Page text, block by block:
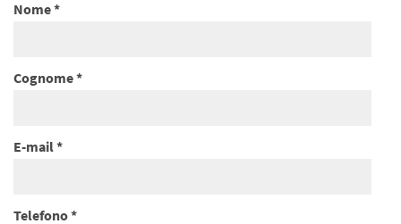
Nome
Cognome
E-mail
Telefono